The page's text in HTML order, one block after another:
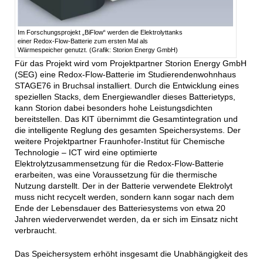
Im Forschungsprojekt „BiFlow“ werden die Elektrolyttanks
einer Redox-Flow-Batterie zum ersten Mal als
Wärmespeicher genutzt. (Grafik: Storion Energy GmbH)
Für das Projekt wird vom Projektpartner Storion Energy GmbH
(SEG) eine Redox-Flow-Batterie im Studierendenwohnhaus
STAGE76 in Bruchsal installiert. Durch die Entwicklung eines
speziellen Stacks, dem Energiewandler dieses Batterietyps,
kann Storion dabei besonders hohe Leistungsdichten
bereitstellen. Das KIT übernimmt die Gesamtintegration und
die intelligente Reglung des gesamten Speichersystems. Der
weitere Projektpartner Fraunhofer-Institut für Chemische
Technologie – ICT wird eine optimierte
Elektrolytzusammensetzung für die Redox-Flow-Batterie
erarbeiten, was eine Voraussetzung für die thermische
Nutzung darstellt. Der in der Batterie verwendete Elektrolyt
muss nicht recycelt werden, sondern kann sogar nach dem
Ende der Lebensdauer des Batteriesystems von etwa 20
Jahren wiederverwendet werden, da er sich im Einsatz nicht
verbraucht.
Das Speichersystem erhöht insgesamt die Unabhängigkeit des